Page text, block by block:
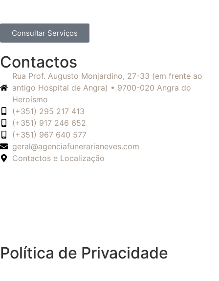
Consultar Serviços
Contactos
Rua Prof. Augusto Monjardino, 27-33 (em frente ao
antigo Hospital de Angra) • 9700-020 Angra do
Heroísmo
(+351) 295 217 413
(+351) 917 246 652
(+351) 967 640 577
geral@agenciafunerarianeves.com
Contactos e Localização
Política de Privacidade